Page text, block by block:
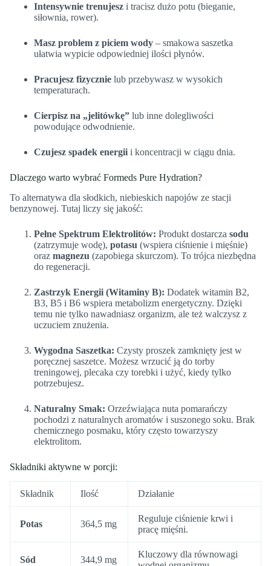
Intensywnie trenujesz i tracisz dużo potu (bieganie,
siłownia, rower).
Masz problem z piciem wody – smakowa saszetka
ułatwia wypicie odpowiedniej ilości płynów.
Pracujesz fizycznie lub przebywasz w wysokich
temperaturach.
Cierpisz na „jelitówkę” lub inne dolegliwości
powodujące odwodnienie.
Czujesz spadek energii i koncentracji w ciągu dnia.
Dlaczego warto wybrać Formeds Pure Hydration?
To alternatywa dla słodkich, niebieskich napojów ze stacji
benzynowej. Tutaj liczy się jakość:
Pełne Spektrum Elektrolitów: Produkt dostarcza sodu
(zatrzymuje wodę), potasu (wspiera ciśnienie i mięśnie)
oraz magnezu (zapobiega skurczom). To trójca niezbędna
do regeneracji.
Zastrzyk Energii (Witaminy B): Dodatek witamin B2,
B3, B5 i B6 wspiera metabolizm energetyczny. Dzięki
temu nie tylko nawadniasz organizm, ale też walczysz z
uczuciem znużenia.
Wygodna Saszetka: Czysty proszek zamknięty jest w
poręcznej saszetce. Możesz wrzucić ją do torby
treningowej, plecaka czy torebki i użyć, kiedy tylko
potrzebujesz.
Naturalny Smak: Orzeźwiająca nuta pomarańczy
pochodzi z naturalnych aromatów i suszonego soku. Brak
chemicznego posmaku, który często towarzyszy
elektrolitom.
Składniki aktywne w porcji:
Składnik Ilość Działanie
Potas 364,5 mg
Reguluje ciśnienie krwi i
pracę mięśni.
Sód 344,9 mg
Kluczowy dla równowagi